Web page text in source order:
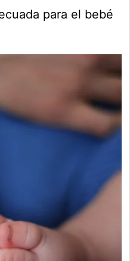
para el bebé